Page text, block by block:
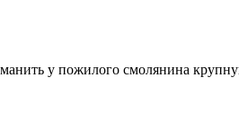
у пожилого смолянина